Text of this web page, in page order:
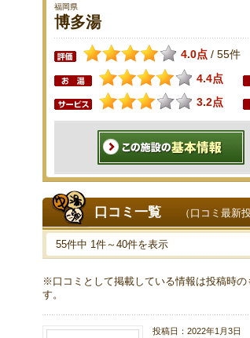
福岡県
博多湯
4.0点 / 55件
4.4点
3.2点
口コミ一覧 （口コミ最新
55件中 1件～40件を表示
※口コミとして掲載している情報は投稿時
す。
投稿日：2022年1月3日